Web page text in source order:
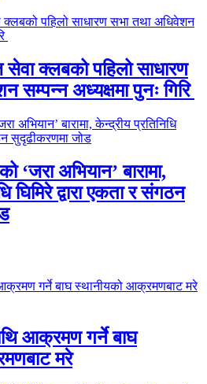
क्लबको पहिलो साधारण
सम्पन्न अध्यक्षमा पुनः गिरि
‘जरा अभियान’ बारामा,
घिमिरे द्वारा एकता र संगठन
आक्रमण गर्ने बाघ
मरे